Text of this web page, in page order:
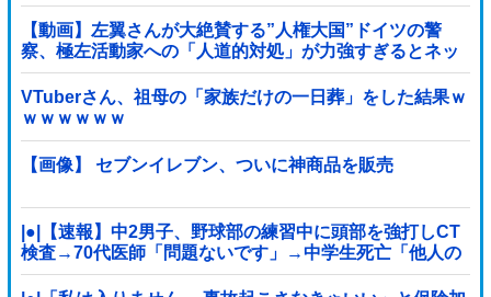
【動画】左翼さんが大絶賛する”人権大国”ドイツの警
察、極左活動家への「人道的対処」が力強すぎるとネッ
トで話題に → ｗｗｗｗｗｗｗｗ
VTuberさん、祖母の「家族だけの一日葬」をした結果ｗ
ｗｗｗｗｗｗ
【画像】 セブンイレブン、ついに神商品を販売
|●|【速報】中2男子、野球部の練習中に頭部を強打しCT
検査→70代医師「問題ないです」→中学生死亡「他人の
CT画像みてました」